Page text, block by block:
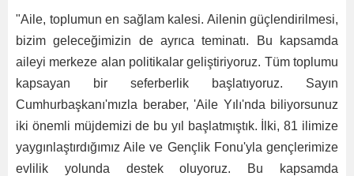
"Aile, toplumun en sağlam kalesi. Ailenin güçlendirilmesi,
bizim geleceğimizin de ayrıca teminatı. Bu kapsamda
aileyi merkeze alan politikalar geliştiriyoruz. Tüm toplumu
kapsayan bir seferberlik başlatıyoruz. Sayın
Cumhurbaşkanı'mızla beraber, 'Aile Yılı'nda biliyorsunuz
iki önemli müjdemizi de bu yıl başlatmıştık. İlki, 81 ilimize
yaygınlaştırdığımız Aile ve Gençlik Fonu'yla gençlerimize
evlilik yolunda destek oluyoruz. Bu kapsamda